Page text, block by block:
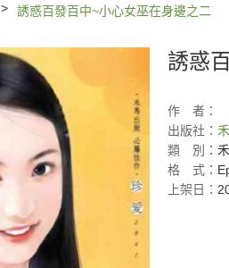
> 誘惑百發百中~小心女巫在身邊之二
誘惑
作
者：
出版社：
類
別：
格
式：
上架日：